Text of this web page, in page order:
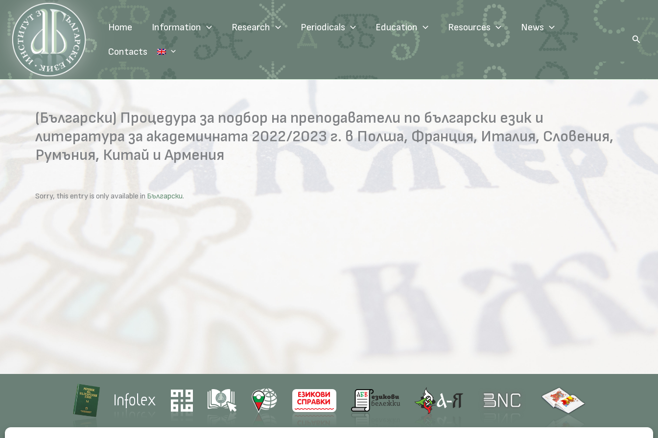
content
Home Information Research Periodicals Education Resources News
Contacts
Search
(Български) Процедура за подбор на преподаватели по български език и
литература за академичната 2022/2023 г. в Полша, Франция, Италия, Словения,
Румъния, Китай и Армения
Sorry, this entry is only available in Български.